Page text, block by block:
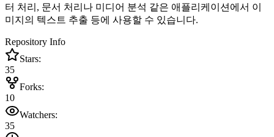
터 처리, 문서 처리나 미디어 분석 같은 애플리케이션에서 이
미지의 텍스트 추출 등에 사용할 수 있습니다.
Repository Info
Stars:
35
Forks:
10
Watchers:
35